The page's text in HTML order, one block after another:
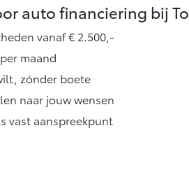
€ 46.301,- Vanaf €
auto financiering bij
vanaf € 2.500,-
maand
zónder boete
naar jouw wensen
vast aanspreekpunt